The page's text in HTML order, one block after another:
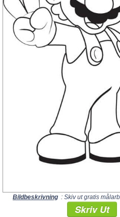
Bildbeskrivning : Skiv ut gratis
Skriv Ut